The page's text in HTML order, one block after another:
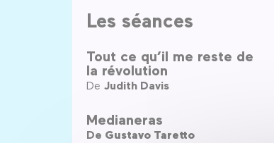
Les séances
Tout ce qu’il me reste de
la révolution
De Judith Davis
Medianeras
De Gustavo Taretto